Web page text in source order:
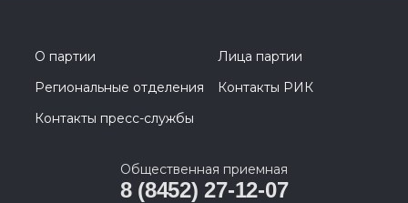
О партии
Лица партии
Региональные отделения
Контакты РИК
Контакты пресс-службы
Общественная приемная
8 (8452) 27-12-07